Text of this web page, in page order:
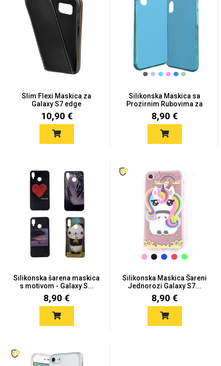
Slim Flexi Maskica za
Galaxy S7 edge
10,90 €
Silikonska Maskica sa
Prozirnim Rubovima za
Ga...
8,90 €
Silikonska šarena maskica
s motivom - Galaxy S...
8,90 €
Silikonska Maskica Šareni
Jednorozi Galaxy S7...
8,90 €
Svemirska kolekcija Valentinovo
Love motivi I Need Some Space
Quotes Collection